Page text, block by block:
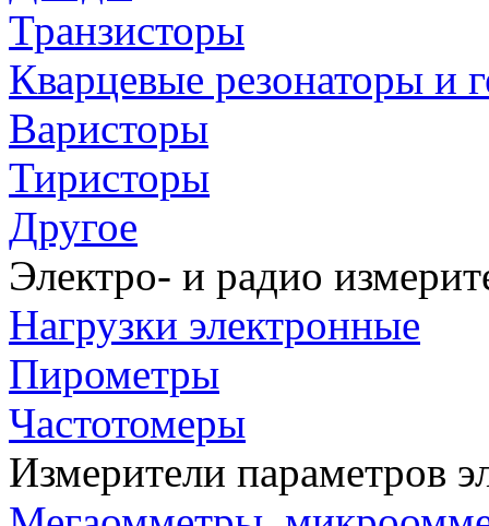
Транзисторы
Кварцевые резонаторы и
Варисторы
Тиристоры
Другое
Электро- и радио
Нагрузки электронные
Пирометры
Частотомеры
Измерители параметров